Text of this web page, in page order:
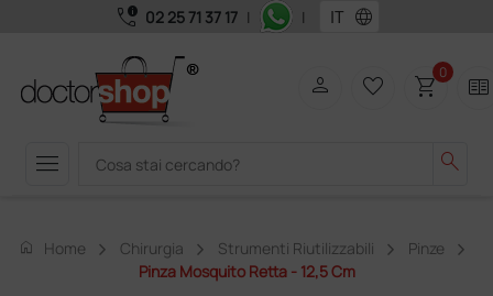
call_quality 02 25 71 37 17 | | language
menu search
person favorite_border shopping_cart0 two_pager
home Home Chirurgia Strumenti Riutilizzabili
Pinze
Pinza Mosquito Retta - 12,5 Cm